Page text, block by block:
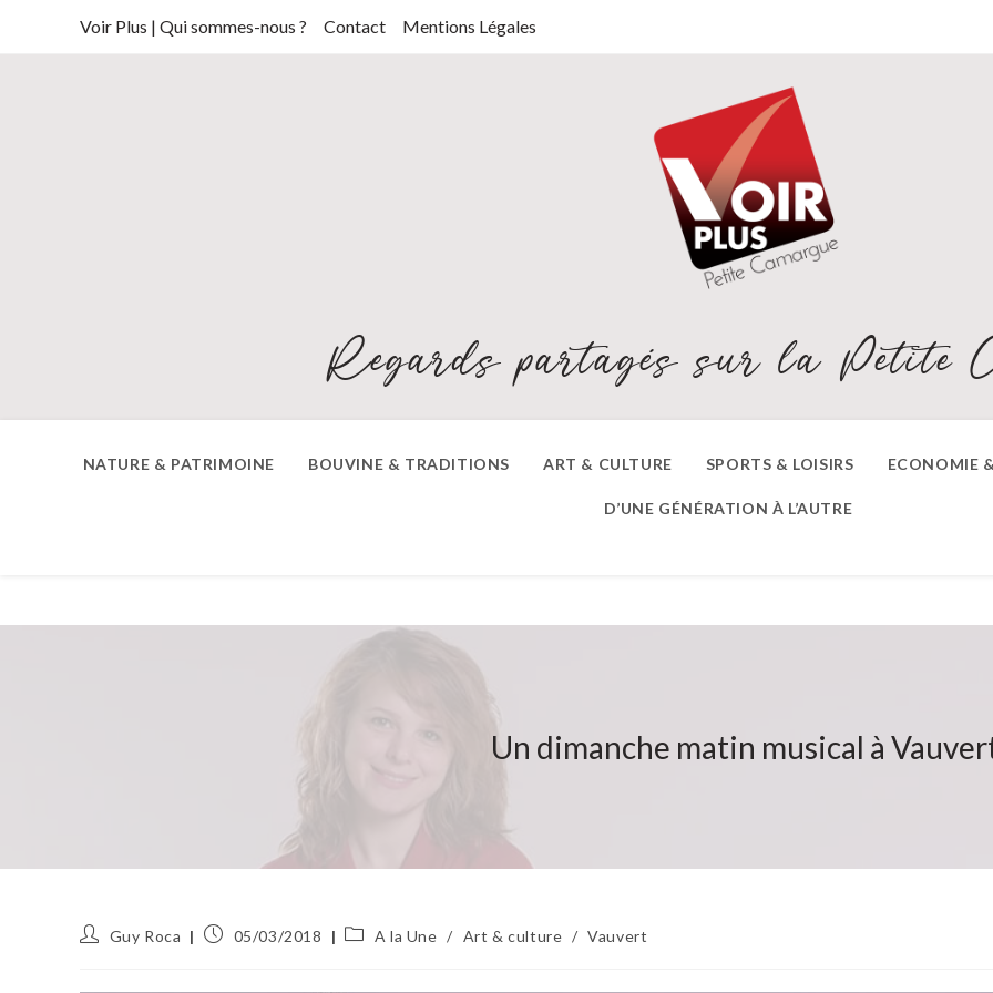
Voir Plus | Qui sommes-nous ? Contact Mentions Légales
Regards partagés sur la Petite
NATURE & PATRIMOINE BOUVINE & TRADITIONS ART & CULTURE SPORTS & LOISIRS ECONOMIE
D’UNE GÉNÉRATION À L’AUTRE
Un dimanche matin musical à
Auteur/autrice
Guy Roca
Publication
05/03/2018
PostA la Une / Art & culture / Vauvert